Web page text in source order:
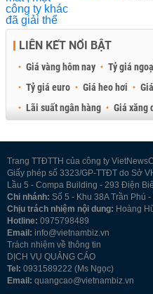
LIÊN KẾT NỔI BẬT
Giá vàng hôm nay Tỷ giá
Tỷ giá euro
Giá heo hơi
Lãi suất ngân hàng
Giá xăng
Trang TTĐTTH của công ty
Giấy phép số 3323/GP-TTĐT do Sở
Lầu 5 - Compa Building - 293 Điện
Chi nhánh: Số 5 - Khu 38A Trần Phú
Chịu trách nhiệm nội dung: Hoàng
Hotline: 0975798489
Email: info@vietnambiz.vn
Trách nhiệm về thông tin
DỊCH VỤ QUẢNG CÁO
Tel: 0931589222 (Ms Ngọc)
Email: quangcao@vietnambiz.vn